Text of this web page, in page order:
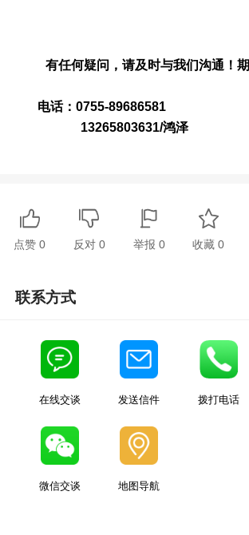
有任何疑问，请及时与我们沟通！
电话：0755-89686581
13265803631/鸿泽
点赞0 反对 0 举报 0 收藏 0
联系方式
在线交谈 发送信件 拨打电话
微信交谈 地图导航